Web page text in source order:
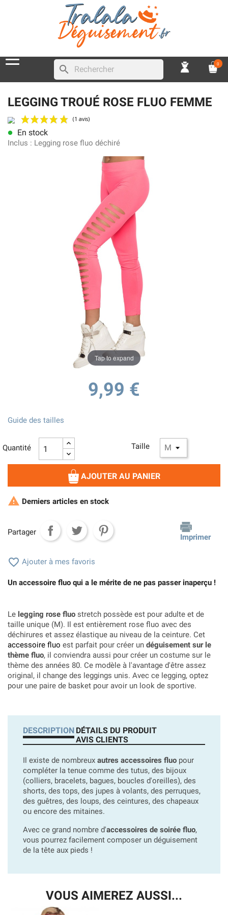
search 0
LEGGING TROUÉ ROSE FLUO FEMME
(1 avis)
lens En stock
Inclus : Legging rose fluo déchiré
Tap to expand
9,99 €
Taille
Guide des tailles
Quantité
AJOUTER AU PANIER
 Derniers articles en stock
Partager
Imprimer
 Ajouter à mes favoris
Un accessoire fluo qui a le mérite de ne pas passer inaperçu !
Le legging rose fluo stretch possède est pour adulte et de
taille unique (M). Il est entièrement rose fluo avec des
déchirures et assez élastique au niveau de la ceinture. Cet
accessoire fluo est parfait pour créer un déguisement sur le
thème fluo, il conviendra aussi pour créer un costume sur le
thème des années 80. Ce modèle à l'avantage d'être assez
original, il change des leggings unis. Avec ce legging, optez
pour une paire de basket pour avoir un look de sportive.
DESCRIPTION DÉTAILS DU PRODUIT
AVIS CLIENTS
Il existe de nombreux autres accessoires fluo pour
compléter la tenue comme des tutus, des bijoux
(colliers, bracelets, bagues, boucles d'oreilles), des
shorts, des tops, des jupes à volants, des perruques,
des guêtres, des loups, des ceintures, des chapeaux
ou encore des mitaines.
Avec ce grand nombre d'accessoires de soirée fluo,
vous pourrez facilement composer un déguisement
de la tête aux pieds !
VOUS AIMEREZ AUSSI...